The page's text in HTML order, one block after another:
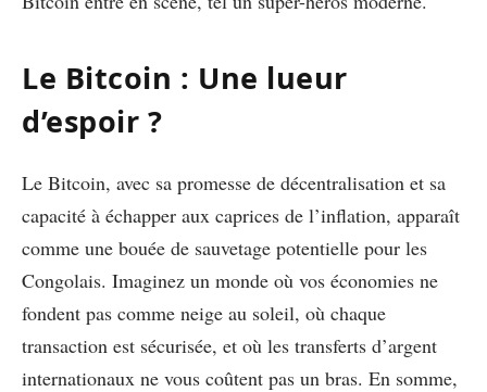
Le Bitcoin : Une lueur
d’espoir ?
Le Bitcoin, avec sa promesse de décentralisation et sa
capacité à échapper aux caprices de l’inflation, apparaît
comme une bouée de sauvetage potentielle pour les
Congolais. Imaginez un monde où vos économies ne
fondent pas comme neige au soleil, où chaque
transaction est sécurisée, et où les transferts d’argent
internationaux ne vous coûtent pas un bras. En somme,